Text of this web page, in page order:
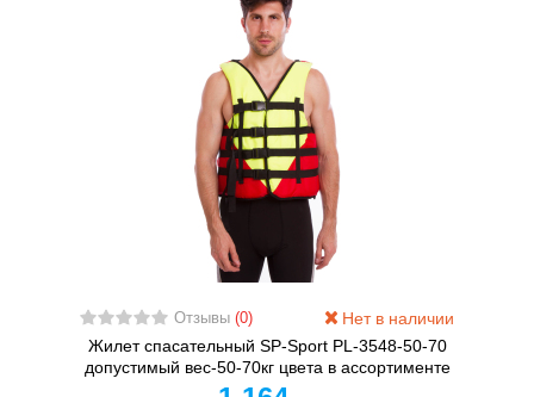
Отзывы (0)
Нет в наличии
Жилет спасательный SP-Sport PL-3548-50-70
допустимый вес-50-70кг цвета в ассортименте